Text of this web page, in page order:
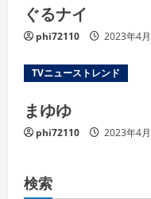
ぐるナイ
phi72110 2023年4
TVニューストレンド
まゆゆ
phi72110 2023年4
検索